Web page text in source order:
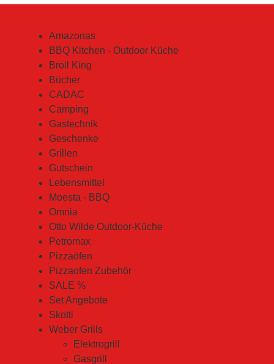
Amazonas
BBQ Kitchen - Outdoor Küche
Broil King
Bücher
CADAC
Camping
Gastechnik
Geschenke
Grillen
Gutschein
Lebensmittel
Moesta - BBQ
Omnia
Otto Wilde Outdoor-Küche
Petromax
Pizzaöfen
Pizzaofen Zubehör
SALE %
Set Angebote
Skotti
Weber Grills
Elektrogrill
Gasgrill